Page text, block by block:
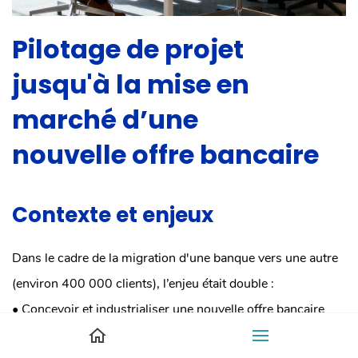
Pilotage de projet
jusqu'à la mise en
marché d’une
nouvelle offre bancaire
Contexte et enjeux
Dans le cadre de la migration d'une banque vers une autre
(environ 400 000 clients), l’enjeu était double :
• Concevoir et industrialiser une nouvelle offre bancaire
complète, alignée avec les standards digitaux et